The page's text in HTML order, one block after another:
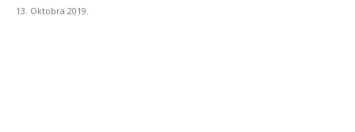
13. Oktobra 2019.